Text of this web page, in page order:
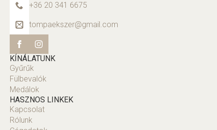
+36 20 341 6675
tompaekszer@gmail.com
KÍNÁLATUNK
Gyűrűk
Fülbevalók
Medálok
HASZNOS LINKEK
Kapcsolat
Rólunk